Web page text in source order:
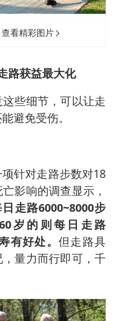
看精彩图片
路获益最大化
些细节，可以让走
避免受伤。
项针对走路步数对18
影响的调查显示，
走路6000~8000步
岁的则每日走路
有好处。但走路具
量力而行即可，千